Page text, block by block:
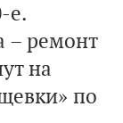
е.
– ремонт
на
по